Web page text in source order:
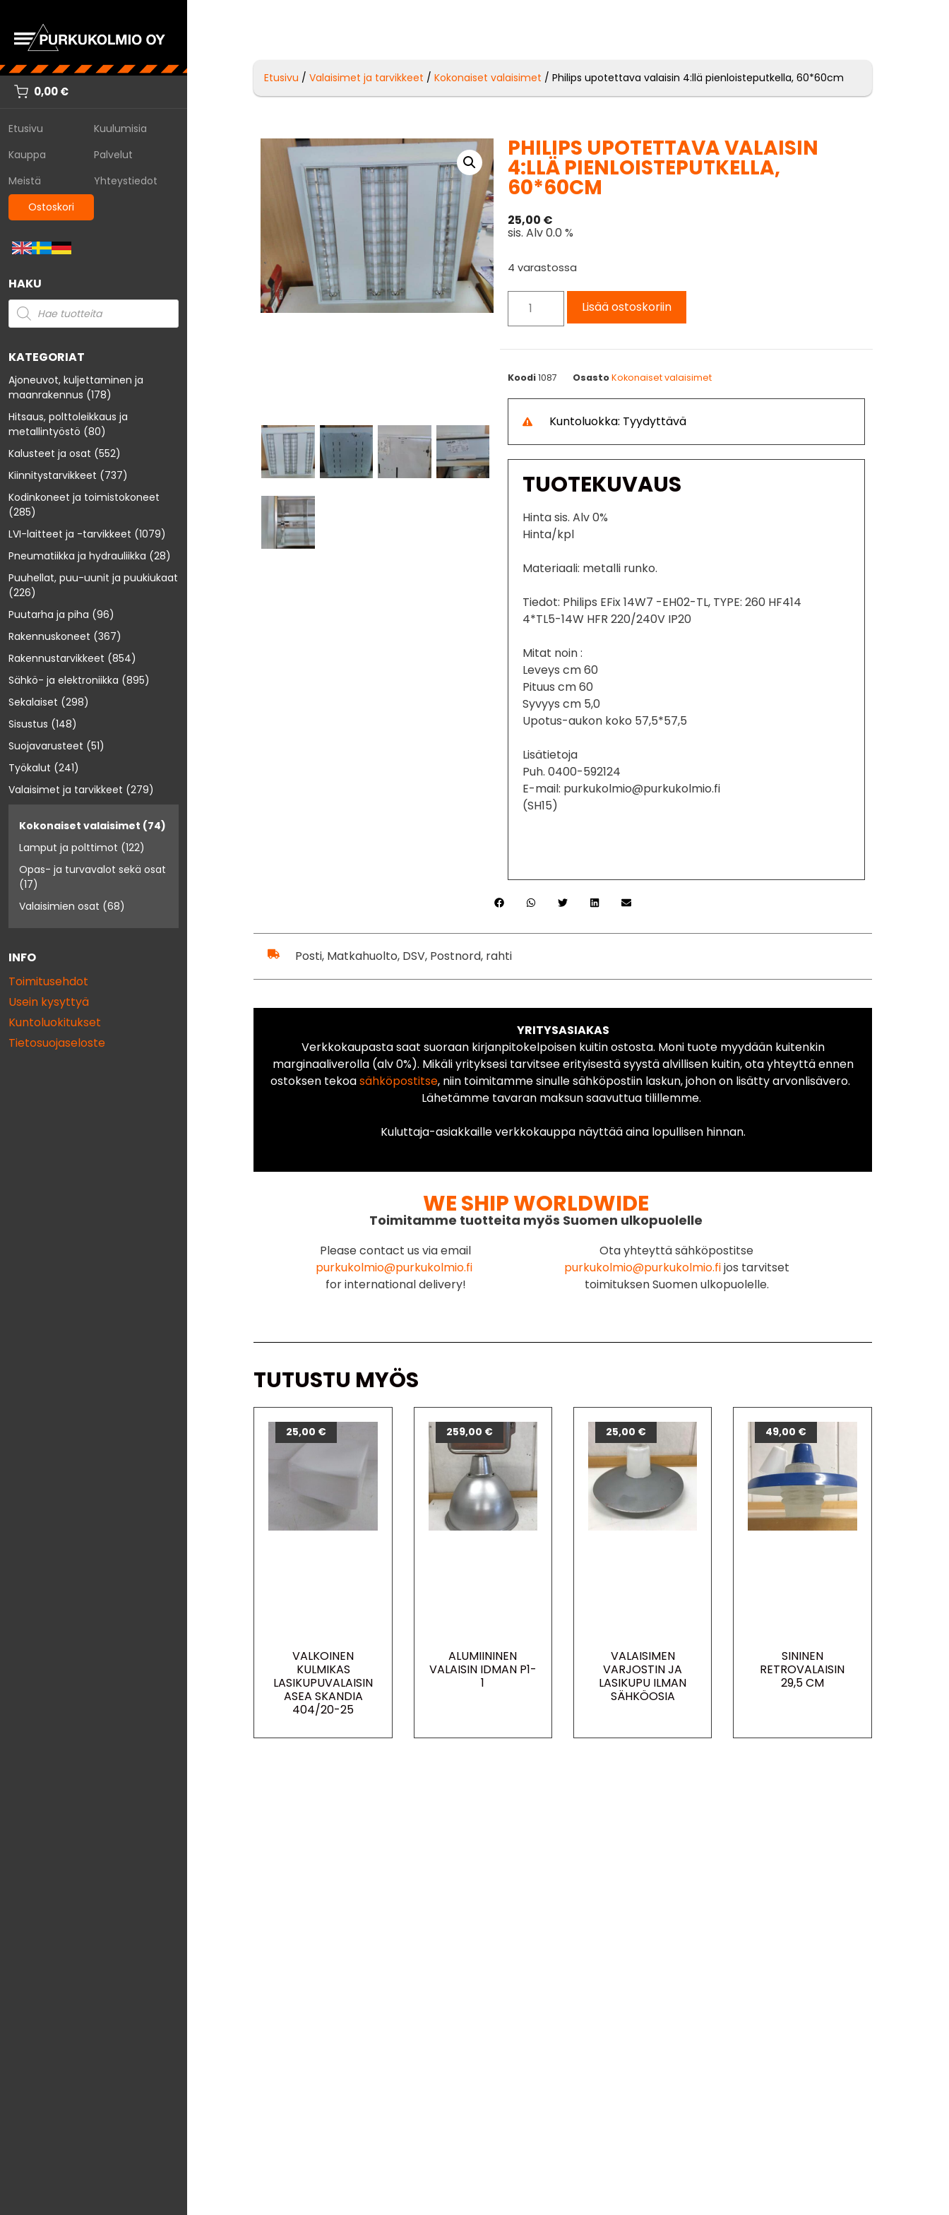
0,00€
Etusivu
Kuulumisia
Kauppa
Palvelut
Meistä
Yhteystiedot
Ostoskori
HAKU
KATEGORIAT
Ajoneuvot, kuljettaminen ja
maanrakennus (178)
Hitsaus, polttoleikkaus ja
metallintyöstö (80)
Kalusteet ja osat (552)
Kiinnitystarvikkeet (737)
Kodinkoneet ja toimistokoneet
(285)
LVI-laitteet ja -tarvikkeet (1079)
Pneumatiikka ja hydrauliikka (28)
Puuhellat, puu-uunit ja puukiukaat
(226)
Puutarha ja piha (96)
Rakennuskoneet (367)
Rakennustarvikkeet (854)
Sähkö- ja elektroniikka (895)
Sekalaiset (298)
Sisustus (148)
Suojavarusteet (51)
Työkalut (241)
Valaisimet ja tarvikkeet (279)
Kokonaiset valaisimet (74)
Lamput ja polttimot (122)
Opas- ja turvavalot sekä osat
(17)
Valaisimien osat (68)
INFO
Toimitusehdot
Usein kysyttyä
Kuntoluokitukset
Tietosuojaseloste
Etusivu /Valaisimet ja tarvikkeet /Kokonaiset valaisimet / Philips upotettava valaisin 4:llä pienloisteputkella, 60*60cm
PHILIPS UPOTETTAVA VALAISIN
4:LLÄ PIENLOISTEPUTKELLA,
60*60CM
25,00 €
sis. Alv 0.0 %
4 varastossa
Lisää ostoskoriin
Koodi1087 Osasto Kokonaiset valaisimet
Kuntoluokka: Tyydyttävä
TUOTEKUVAUS
Hinta sis. Alv 0%
Hinta/kpl
Materiaali: metalli runko.
Tiedot: Philips EFix 14W7 -EH02-TL, TYPE: 260 HF414
4*TL5-14W HFR 220/240V IP20
Mitat noin :
Leveys cm 60
Pituus cm 60
Syvyys cm 5,0
Upotus-aukon koko 57,5*57,5
Lisätietoja
Puh. 0400-592124
E-mail: purkukolmio@purkukolmio.fi
(SH15)
Posti, Matkahuolto, DSV, Postnord, rahti
YRITYSASIAKAS
Verkkokaupasta saat suoraan kirjanpitokelpoisen kuitin ostosta. Moni tuote myydään kuitenkin
marginaaliverolla (alv 0%). Mikäli yrityksesi tarvitsee erityisestä syystä alvillisen kuitin, ota yhteyttä ennen
ostoksen tekoasähköpostitse, niin toimitamme sinulle sähköpostiin laskun, johon on lisätty arvonlisävero.
Lähetämme tavaran maksun saavuttua tilillemme.
Kuluttaja-asiakkaille verkkokauppa näyttää aina lopullisen hinnan.
WE SHIP WORLDWIDE
Toimitamme tuotteita myös Suomen ulkopuolelle
Please contact us via email
purkukolmio@purkukolmio.fi
for international delivery!
Ota yhteyttä sähköpostitse
purkukolmio@purkukolmio.fijos tarvitset
toimituksen Suomen ulkopuolelle.
TUTUSTU MYÖS
VALKOINEN
KULMIKAS
LASIKUPUVALAISIN
ASEA SKANDIA
404/20-25
25,00 €
ALUMIININEN
VALAISIN IDMAN P1-
1
259,00 €
VALAISIMEN
VARJOSTIN JA
LASIKUPU ILMAN
SÄHKÖOSIA
25,00 €
SININEN
RETROVALAISIN
29,5 CM
49,00 €